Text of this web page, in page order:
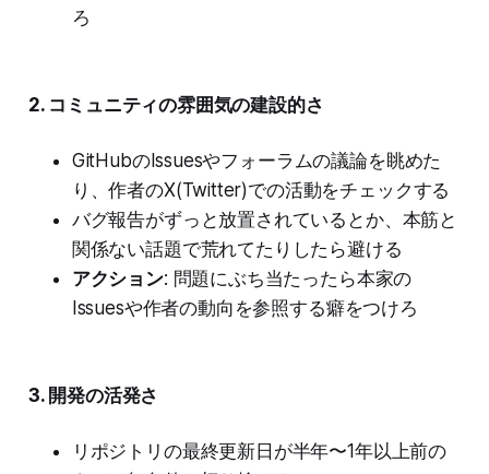
ろ
2. コミュニティの雰囲気の建設的さ
GitHubのIssuesやフォーラムの議論を眺めた
り、作者のX(Twitter)での活動をチェックする
バグ報告がずっと放置されているとか、本筋と
関係ない話題で荒れてたりしたら避ける
アクション: 問題にぶち当たったら本家の
Issuesや作者の動向を参照する癖をつけろ
3. 開発の活発さ
リポジトリの最終更新日が半年〜1年以上前の